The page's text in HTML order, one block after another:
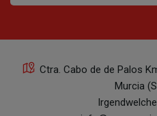
Ctra. Cabo de de Palos
Murcia